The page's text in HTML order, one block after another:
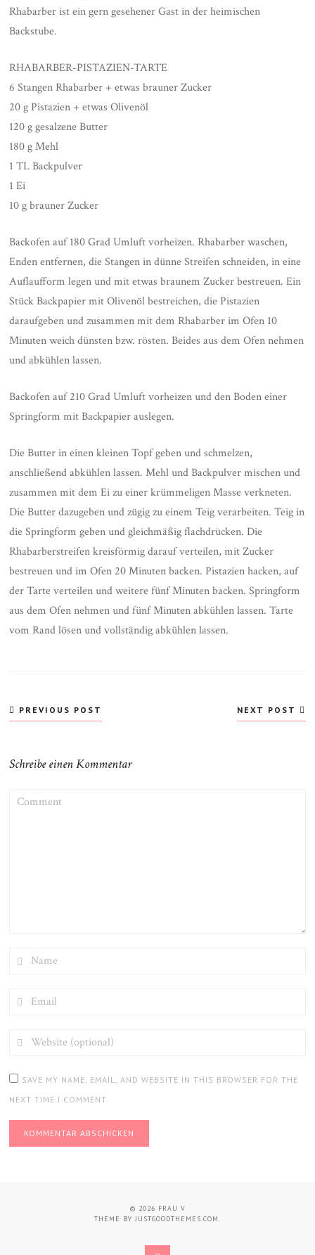
Rhabarber ist ein gern gesehener Gast in der heimischen
Backstube.
RHABARBER-PISTAZIEN-TARTE
6 Stangen Rhabarber + etwas brauner Zucker
20 g Pistazien + etwas Olivenöl
120 g gesalzene Butter
180 g Mehl
1 TL Backpulver
1 Ei
10 g brauner Zucker
Backofen auf 180 Grad Umluft vorheizen. Rhabarber waschen,
Enden entfernen, die Stangen in dünne Streifen schneiden, in eine
Auflaufform legen und mit etwas braunem Zucker bestreuen. Ein
Stück Backpapier mit Olivenöl bestreichen, die Pistazien
daraufgeben und zusammen mit dem Rhabarber im Ofen 10
Minuten weich dünsten bzw. rösten. Beides aus dem Ofen nehmen
und abkühlen lassen.
Backofen auf 210 Grad Umluft vorheizen und den Boden einer
Springform mit Backpapier auslegen.
Die Butter in einen kleinen Topf geben und schmelzen,
anschließend abkühlen lassen. Mehl und Backpulver mischen und
zusammen mit dem Ei zu einer krümmeligen Masse verkneten.
Die Butter dazugeben und zügig zu einem Teig verarbeiten. Teig in
die Springform geben und gleichmäßig flachdrücken. Die
Rhabarberstreifen kreisförmig darauf verteilen, mit Zucker
bestreuen und im Ofen 20 Minuten backen. Pistazien hacken, auf
der Tarte verteilen und weitere fünf Minuten backen. Springform
aus dem Ofen nehmen und fünf Minuten abkühlen lassen. Tarte
vom Rand lösen und vollständig abkühlen lassen.
Beitragsnavigation
PREVIOUS POST NEXT POST
Schreibe einen Kommentar
(OPTIONAL)
SAVE MY NAME, EMAIL, AND WEBSITE IN THIS BROWSER FOR THE
NEXT TIME I COMMENT.
© 2026 FRAU V
THEME BYJUSTGOODTHEMES.COM.